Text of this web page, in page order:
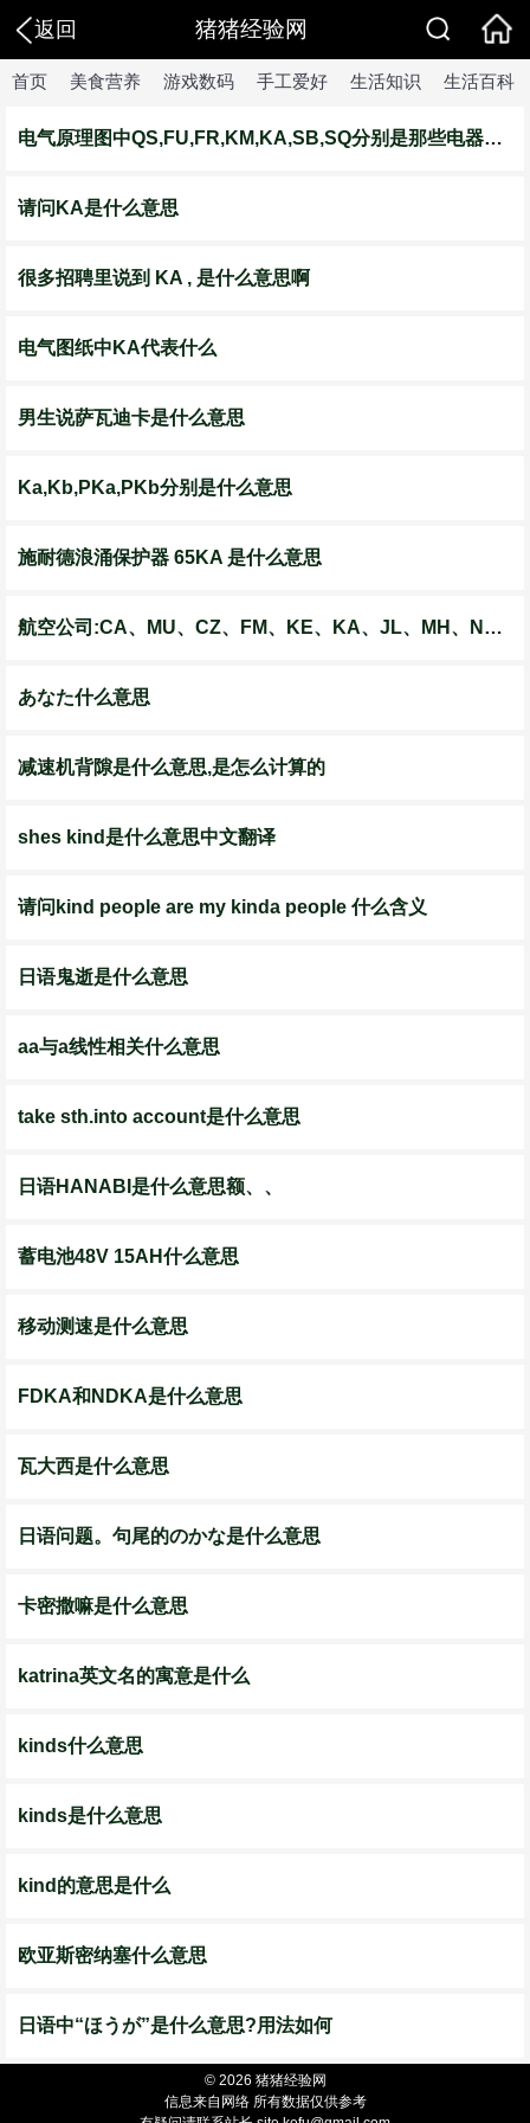
返回 猪猪经验网
首页 美食营养 游戏数码 手工爱好 生活知识 生活百科
电气原理图中QS,FU,FR,KM,KA,SB,SQ分别是那些电器元件的文字符号-百 ...
请问KA是什么意思
很多招聘里说到 KA , 是什么意思啊
电气图纸中KA代表什么
男生说萨瓦迪卡是什么意思
Ka,Kb,PKa,PKb分别是什么意思
施耐德浪涌保护器 65KA 是什么意思
航空公司:CA、MU、CZ、FM、KE、KA、JL、MH、NH、NX、TG、QF的中文意思...
あなた什么意思
减速机背隙是什么意思,是怎么计算的
shes kind是什么意思中文翻译
请问kind people are my kinda people 什么含义
日语鬼逝是什么意思
aa与a线性相关什么意思
take sth.into account是什么意思
日语HANABI是什么意思额、、
蓄电池48V 15AH什么意思
移动测速是什么意思
FDKA和NDKA是什么意思
瓦大西是什么意思
日语问题。句尾的のかな是什么意思
卡密撒嘛是什么意思
katrina英文名的寓意是什么
kinds什么意思
kinds是什么意思
kind的意思是什么
欧亚斯密纳塞什么意思
日语中“ほうが”是什么意思?用法如何
© 2026 猪猪经验网
信息来自网络 所有数据仅供参考